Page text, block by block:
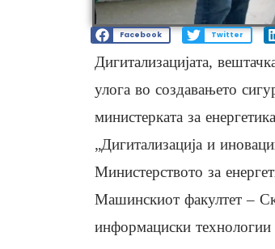
Facebook Twitter
Дигитализацијата,
улога во создавањето
министерката за
„Дигитализација и
Министерството за
Машинскиот факултет –
информациски